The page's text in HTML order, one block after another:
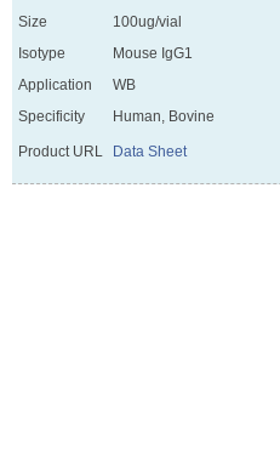
Size
100ug/vial
Isotype
Mouse IgG1
Application
WB
Specificity
Human, Bovine
Product URL Data Sheet